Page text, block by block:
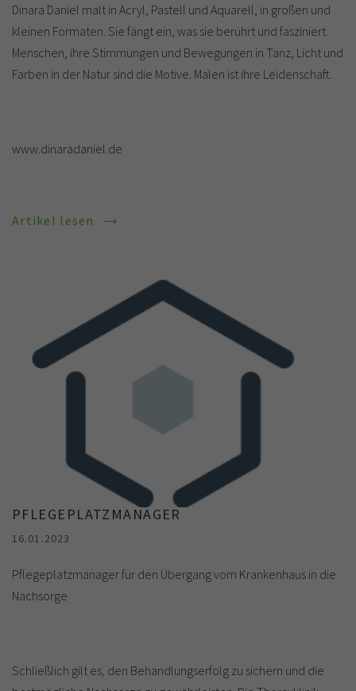
Dinara Daniel malt in Acryl, Pastell und Aquarell, in großen und
kleinen Formaten. Sie fängt ein, was sie berührt und fasziniert.
Menschen, ihre Stimmungen und Bewegungen in Tanz, Licht und
Farben in der Natur sind die Motive. Malen ist ihre Leidenschaft.
www.dinaradaniel.de
Artikel lesen
PFLEGEPLATZMANAGER
16.01.2023
Pflegeplatzmanager für den Übergang vom Krankenhaus in die
Nachsorge
Schließlich gilt es, den Behandlungserfolg zu sichern und die